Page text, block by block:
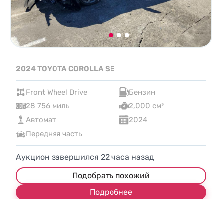
2024 TOYOTA COROLLA SE
Front Wheel Drive
Бензин
28 756 миль
2,000 см³
Автомат
2024
Передняя часть
Аукцион завершился 22 часа назад
Подобрать похожий
Подробнее